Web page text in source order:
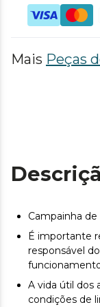
Mais Peças
Campainha
É importante
responsável
A vida útil dos
condições de